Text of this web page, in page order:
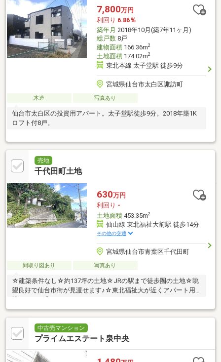
7,800万円
利回り 6.86％
築年月 2018年10月(築7年11ヶ月)
総戸数8戸
建物面積166.36m2
土地面積174.02m2
東北本線 太子堂駅 徒歩9分
宮城県仙台市太白区諏訪町
木造 写真あり
仙台市太白区の投資用アパート。太子堂駅徒歩9分。2018年築1K
ロフト付8戸。
売地
千代田町土地
630万円
利回り -
土地面積453.35m2
仙山線 東北福祉大前駅 徒歩14分
その他の交通
宮城県仙台市青葉区千代田町
間取り図あり 写真あり
☆建築条件なし☆約137坪の土地☆JRの駅まで徒歩圏の土地☆眺
望良好で仙台市街が見渡せます♪☆東北福祉大が近くアパート用
中古売マンション
プライムエステート泉中央